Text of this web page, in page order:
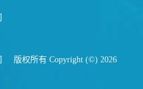
版权所有 Copyright (©) 2026